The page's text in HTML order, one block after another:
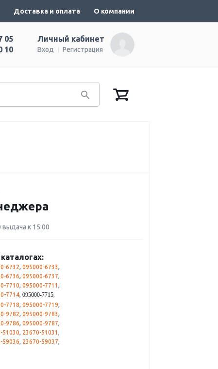
Доставка и оплата О компании
Личный кабинет
Вход Регистрация
05
10
выдача к 15:00
6732, 095000-6733,
6736, 095000-6737,
7710, 095000-7711 ,
7714, 095000-7715,
7718, 095000-7719,
9782, 095000-9783,
9786, 095000-9787,
51030, 23670-51031 ,
59036, 23670-59037,